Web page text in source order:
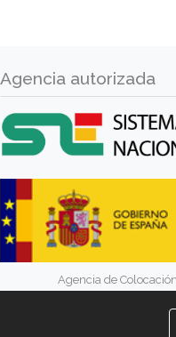
Agencia autorizada
Agencia de